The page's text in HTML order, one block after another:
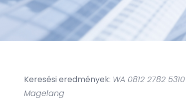
Keresési eredmények: WA 0812 2782
Magelang